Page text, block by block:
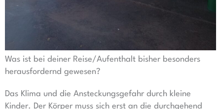
Was ist bei deiner Reise/Aufenthalt bisher besonders
herausfordernd gewesen?
Das Klima und die Ansteckungsgefahr durch kleine
Kinder. Der Körper muss sich erst an die durchgehend